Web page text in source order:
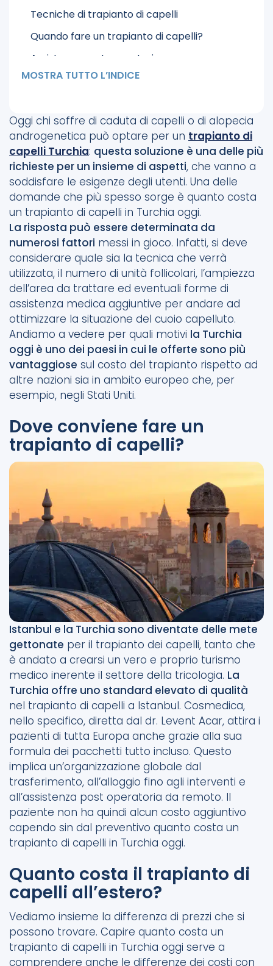
Tecniche di trapianto di capelli
Quando fare un trapianto di capelli?
Assistenza post operatoria e recupero
Conclusione
MOSTRA TUTTO L’INDICE
Oggi chi soffre di caduta di capelli o di alopecia
androgenetica può optare per un trapianto di
capelli Turchia: questa soluzione è una delle più
richieste per un insieme di aspetti, che vanno a
soddisfare le esigenze degli utenti. Una delle
domande che più spesso sorge è quanto costa
un trapianto di capelli in Turchia oggi.
La risposta può essere determinata da
numerosi fattori messi in gioco. Infatti, si deve
considerare quale sia la tecnica che verrà
utilizzata, il numero di unità follicolari, l’ampiezza
dell’area da trattare ed eventuali forme di
assistenza medica aggiuntive per andare ad
ottimizzare la situazione del cuoio capelluto.
Andiamo a vedere per quali motivi la Turchia
oggi è uno dei paesi in cui le offerte sono più
vantaggiose sul costo del trapianto rispetto ad
altre nazioni sia in ambito europeo che, per
esempio, negli Stati Uniti.
Dove conviene fare un
trapianto di capelli?
Istanbul e la Turchia sono diventate delle mete
gettonate per il trapianto dei capelli, tanto che
è andato a crearsi un vero e proprio turismo
medico inerente il settore della tricologia. La
Turchia offre uno standard elevato di qualità
nel trapianto di capelli a Istanbul. Cosmedica,
nello specifico, diretta dal dr. Levent Acar, attira i
pazienti di tutta Europa anche grazie alla sua
formula dei pacchetti tutto incluso. Questo
implica un’organizzazione globale dal
trasferimento, all’alloggio fino agli interventi e
all’assistenza post operatoria da remoto. Il
paziente non ha quindi alcun costo aggiuntivo
capendo sin dal preventivo quanto costa un
trapianto di capelli in Turchia oggi.
Quanto costa il trapianto di
capelli all’estero?
Vediamo insieme la differenza di prezzi che si
possono trovare. Capire quanto costa un
trapianto di capelli in Turchia oggi serve a
comprendere anche le differenze dei costi con